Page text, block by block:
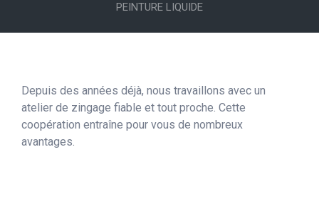
PEINTURE LIQUIDE
Depuis des années déjà, nous travaillons avec un
atelier de zingage fiable et tout proche. Cette
coopération entraîne pour vous de nombreux
avantages.